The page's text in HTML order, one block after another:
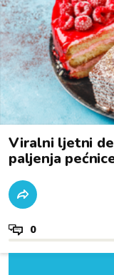
Viralni ljetni
paljenja
0